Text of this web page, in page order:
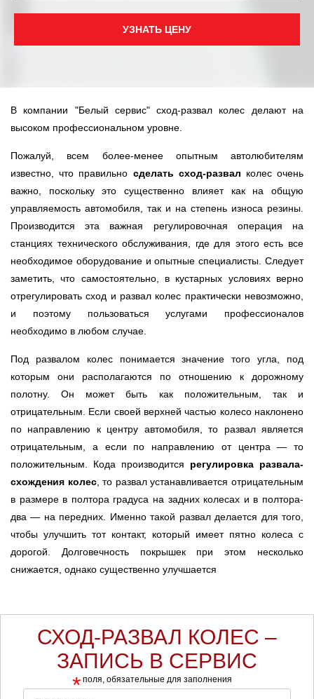
УЗНАТЬ ЦЕНУ
В компании "Белый сервис" сход-развал колес делают на
высоком профессиональном уровне.
Пожалуй, всем более-менее опытным автолюбителям
известно, что правильно сделать сход-развал колес очень
важно, поскольку это существенно влияет как на общую
управляемость автомобиля, так и на степень износа резины.
Производится эта важная регулировочная операция на
станциях технического обслуживания, где для этого есть все
необходимое оборудование и опытные специалисты. Следует
заметить, что самостоятельно, в кустарных условиях верно
отрегулировать сход и развал колес практически невозможно,
и поэтому пользоваться услугами профессионалов
необходимо в любом случае.
Под развалом колес понимается значение того угла, под
которым они располагаются по отношению к дорожному
полотну. Он может быть как положительным, так и
отрицательным. Если своей верхней частью колесо наклонено
по направлению к центру автомобиля, то развал является
отрицательным, а если по направлению от центра — то
положительным. Кода производится регулировка развала-
схождения колес, то развал устанавливается отрицательным
в размере в полтора градуса на задних колесах и в полтора-
два — на передних. Именно такой развал делается для того,
чтобы улучшить тот контакт, который имеет пятно колеса с
дорогой. Долговечность покрышек при этом несколько
снижается, однако существенно улучшается
СХОД-РАЗВАЛ КОЛЕС –
ЗАПИСЬ В СЕРВИС
* поля, обязательные для заполнения